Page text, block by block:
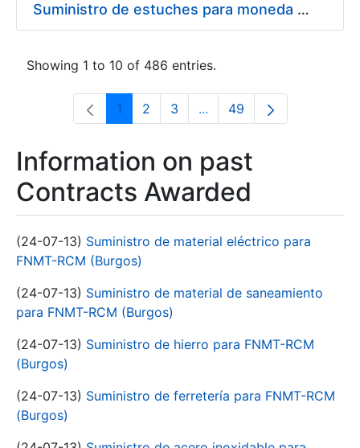
Suministro de estuches para moneda de 30 €
Showing 1 to 10 of 486 entries.
Page
1 Page
2 Page
3 ...Intermediate Pages Use
Page
49
Information on past
Contracts Awarded
(24-07-13) Suministro de material eléctrico para
FNMT-RCM (Burgos)
(24-07-13) Suministro de material de saneamiento
para FNMT-RCM (Burgos)
(24-07-13) Suministro de hierro para FNMT-RCM
(Burgos)
(24-07-13) Suministro de ferretería para FNMT-RCM
(Burgos)